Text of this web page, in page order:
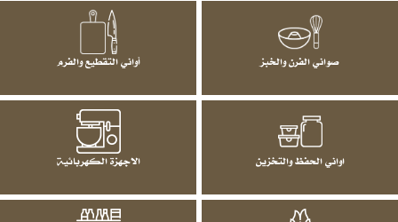
صواني الفرن والخبز أواني التقطيع والفرم
اواني الحفظ والتخزين الاجهزة الكهربائية